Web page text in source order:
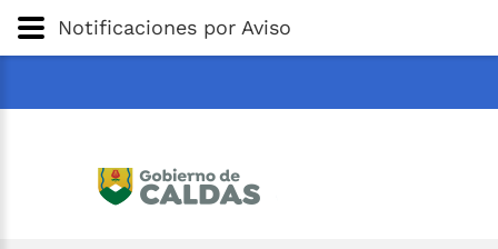
Gobernación de
Notificaciones por Aviso